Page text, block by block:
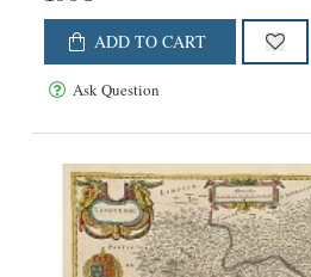
ADD TO CART
Ask Question